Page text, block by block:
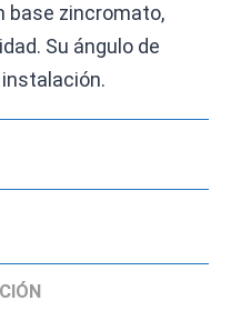
base zincromato,
Su ángulo de